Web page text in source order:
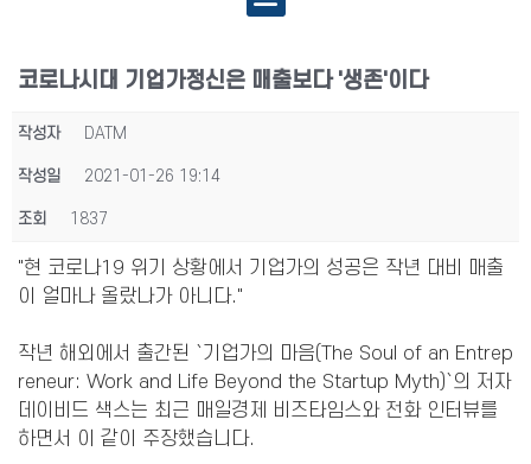
코로나시대 기업가정신은 매출보다 '생존'이다
작성자 DATM
작성일 2021-01-26 19:14
조회 1837
"현 코로나19 위기 상황에서 기업가의 성공은 작년 대비 매출
이 얼마나 올랐나가 아니다."
작년 해외에서 출간된 `기업가의 마음(The Soul of an Entrep
reneur: Work and Life Beyond the Startup Myth)`의 저자
데이비드 색스는 최근 매일경제 비즈타임스와 전화 인터뷰를
하면서 이 같이 주장했습니다.